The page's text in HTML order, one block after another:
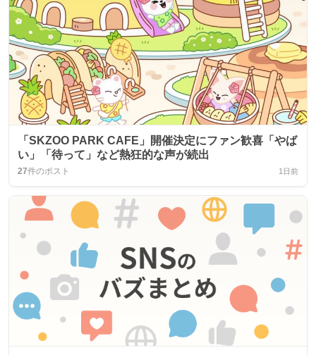
「SKZOO PARK CAFE」開催決定にファン歓喜「やば
い」「待って」など熱狂的な声が続出
27件のポスト 1日前